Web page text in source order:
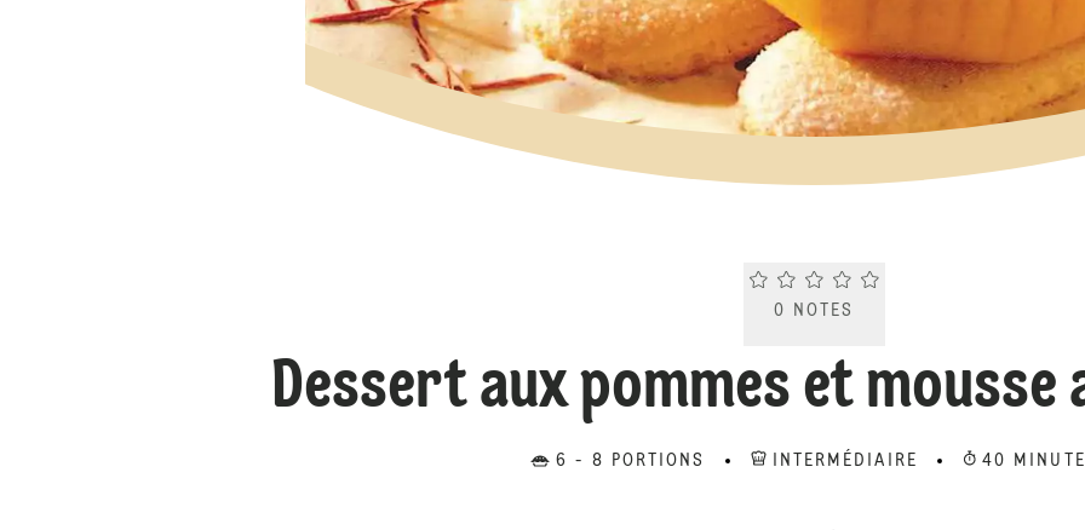
Current rating 0.0. Click to rate.
0 NOTES
Dessert aux pommes et mousse
6 - 8 PORTIONS INTERMÉDIAIRE 40